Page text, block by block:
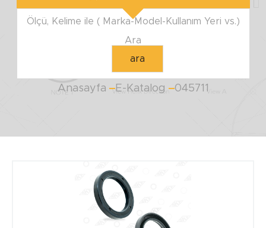
Ölçü, Kelime ile ( Marka-Model-Kullanım Yeri vs.)
Ara
ara
Anasayfa E-Katalog 045711